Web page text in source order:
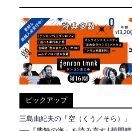
ピックアップ
三島由紀夫の「空（くう／そら）」